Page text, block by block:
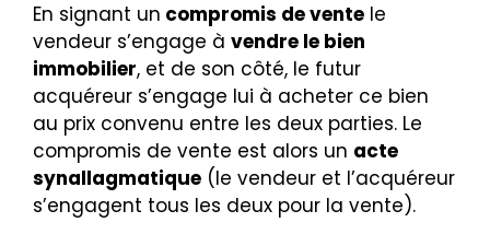
En signant un compromis de vente le
vendeur s’engage à vendre le bien
immobilier, et de son côté, le futur
acquéreur s’engage lui à acheter ce bien
au prix convenu entre les deux parties. Le
compromis de vente est alors un acte
synallagmatique (le vendeur et l’acquéreur
s’engagent tous les deux pour la vente).